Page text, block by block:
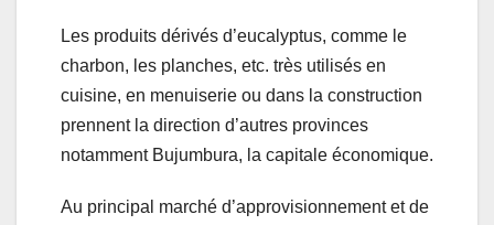
Les produits dérivés d’eucalyptus, comme le
charbon, les planches, etc. très utilisés en
cuisine, en menuiserie ou dans la construction
prennent la direction d’autres provinces
notamment Bujumbura, la capitale économique.
Au principal marché d’approvisionnement et de